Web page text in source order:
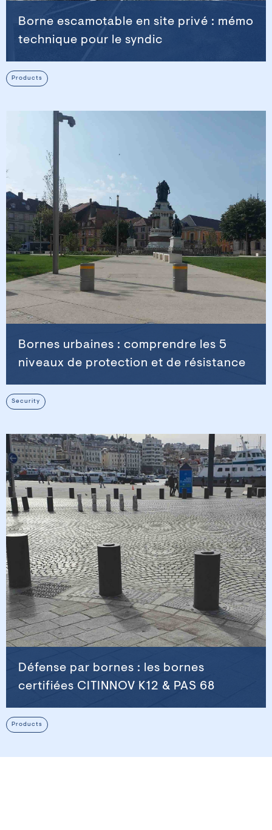
Borne escamotable en site privé : mémo
technique pour le syndic
Products
Bornes urbaines : comprendre les 5
niveaux de protection et de résistance
Security
Défense par bornes : les bornes
certifiées CITINNOV K12 & PAS 68
Products